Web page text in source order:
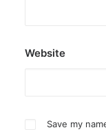
Website
Save my